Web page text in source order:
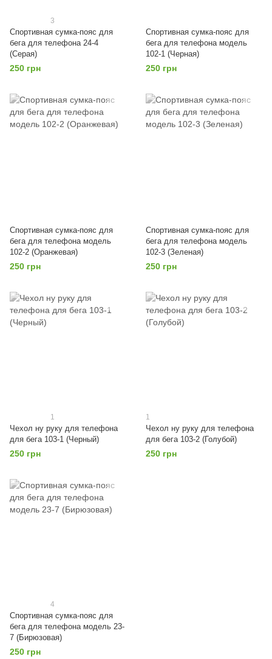
3
Спортивная сумка-пояс для
бега для телефона 24-4
(Серая)
250 грн
Спортивная сумка-пояс для
бега для телефона модель
102-1 (Черная)
250 грн
Спортивная сумка-пояс для
бега для телефона модель
102-2 (Оранжевая)
250 грн
Спортивная сумка-пояс для
бега для телефона модель
102-3 (Зеленая)
250 грн
1
Чехол ну руку для телефона
для бега 103-1 (Черный)
250 грн
1
Чехол ну руку для телефона
для бега 103-2 (Голубой)
250 грн
4
Спортивная сумка-пояс для
бега для телефона модель 23-
7 (Бирюзовая)
250 грн